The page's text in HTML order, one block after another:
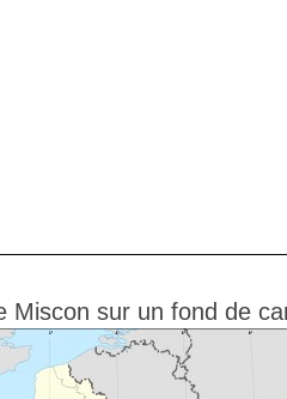
Miscon sur un fond de